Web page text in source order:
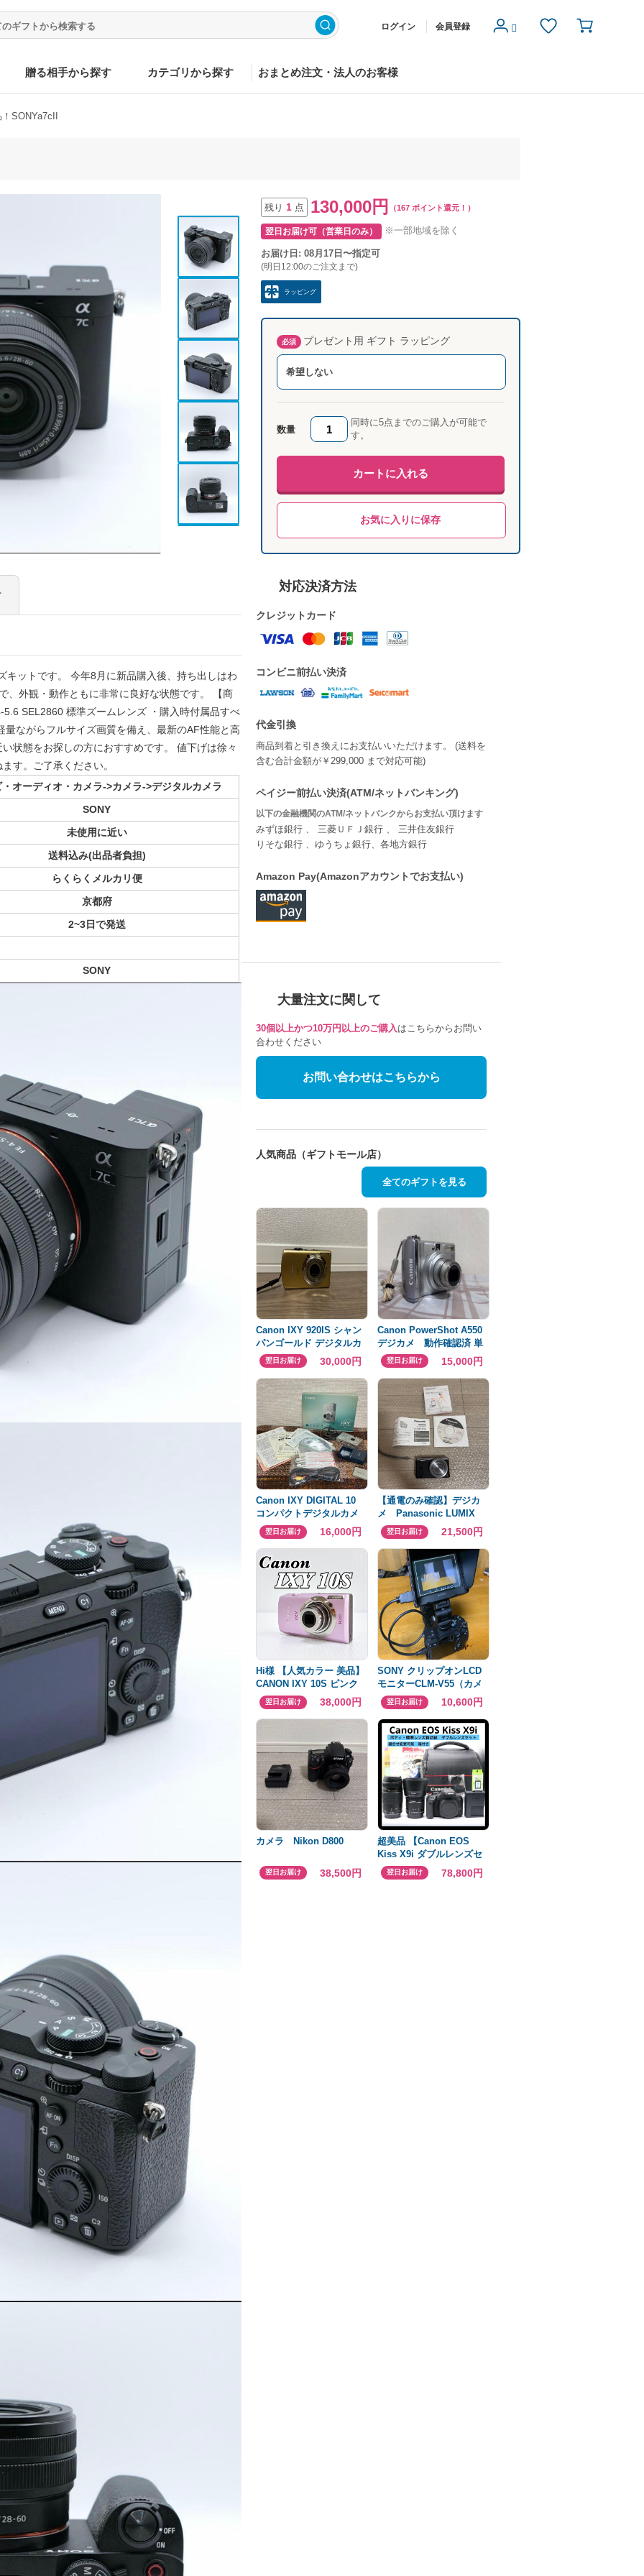
ログイン 会員登録
贈る相手から探す カテゴリから探す おまとめ注文・法人のお客様
SONYa7cII
ットです。 今年8月に新品購入後、持ち出しはわ
、外観・動作ともに非常に良好な状態です。 【商
SEL2860 標準ズームレンズ ・購入時付属品すべ
ながらフルサイズ画質を備え、最新のAF性能と高
状態をお探しの方におすすめです。 値下げは徐々
す。ご了承ください。
オーディオ・カメラ->カメラ->デジタルカメラ
SONY
未使用に近い
送料込み(出品者負担)
らくらくメルカリ便
京都府
2~3日で発送
SONY
残り 1 点 130,000円 （167 ポイント還元！）
翌日お届け可（営業日のみ） ※一部地域を除く
お届け日: 08月17日〜指定可
(明日12:00のご注文まで)
ラッピング
必須 プレゼント用 ギフト ラッピング
希望しない
数量
同時に5点までのご購入が可能で
す。
カートに入れる
お気に入りに保存
対応決済方法
クレジットカード
コンビニ前払い決済
代金引換
商品到着と引き換えにお支払いいただけます。 (送料を
含む合計金額が￥299,000 まで対応可能)
ペイジー前払い決済(ATM/ネットバンキング)
以下の金融機関のATM/ネットバンクからお支払い頂けます
みずほ銀行 、 三菱ＵＦＪ銀行 、 三井住友銀行
りそな銀行 、ゆうちょ銀行、各地方銀行
Amazon Pay(Amazonアカウントでお支払い)
大量注文に関して
30個以上かつ10万円以上のご購入 はこちらからお問い
合わせください
お問い合わせはこちらから
人気商品（ギフトモール店）
全てのギフトを見る
Canon IXY 920IS シャン
パンゴールド デジタルカ
メラ コンデジ
翌日お届け 30,000円
Canon PowerShot A550
デジカメ 動作確認済 単
三電池起動
翌日お届け 15,000円
Canon IXY DIGITAL 10
コンパクトデジタルカメ
ラ翌日お届け 16,000円
【通電のみ確認】デジカ
メ Panasonic LUMIX
DMC-TZ60
翌日お届け 21,500円
Hi様 【人気カラー 美品】
CANON IXY 10S ピンク
翌日お届け 38,000円
SONY クリップオンLCD
モニターCLM-V55（カメ
ラは見本で付属しませ
ん）
翌日お届け 10,600円
カメラ Nikon D800
翌日お届け 38,500円
超美品 【Canon EOS
Kiss X9i ダブルレンズセ
ット】 安心保証◎
翌日お届け 78,800円